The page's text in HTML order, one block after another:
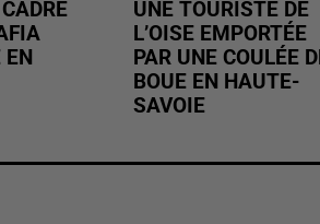
EN
UNE TOURISTE DE
L’OISE EMPORTÉE
PAR UNE COULÉE
BOUE EN HAUTE-
SAVOIE